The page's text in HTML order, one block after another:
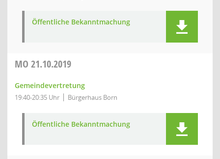
Öffentliche Bekanntmachung
MO 21.10.2019
Gemeindevertretung
19:40-20:35 Uhr Bürgerhaus Born
Öffentliche Bekanntmachung